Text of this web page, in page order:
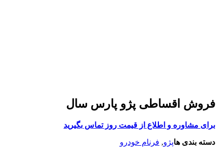
فروش اقساطی پژو پارس سال
برای مشاوره و اطلاع از قیمت روز تماس بگیرید
دسته بندی هاپژو, فرنام خودرو